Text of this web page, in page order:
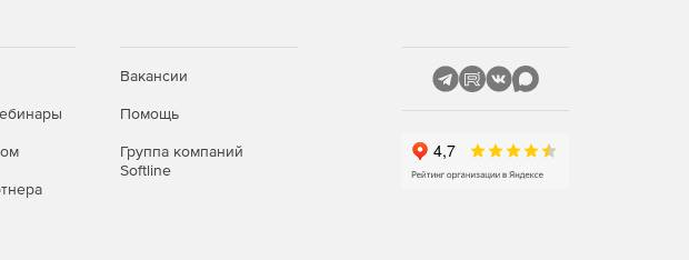
Вакансии
Помощь
Группа компаний
Softline